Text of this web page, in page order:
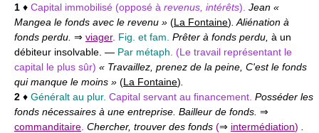
1 ♦ Capital immobilisé (opposé à revenus, intérêts). Jean «
Mangea le fonds avec le revenu » (La Fontaine) . Aliénation à
fonds perdu. ⇒ viager. Fig. et fam. Prêter à fonds perdu, à un
débiteur insolvable. — Par métaph.
(Le travail représentant le
capital le plus sûr) « Travaillez, prenez de la peine, C'est le fonds
qui manque le moins » (La Fontaine)
2 ♦ Généralt au plur. Capital servant au financement. Posséder les
fonds nécessaires à une entreprise. Bailleur de fonds. ⇒
commanditaire Chercher, trouver des fonds (⇒ intermédiation)